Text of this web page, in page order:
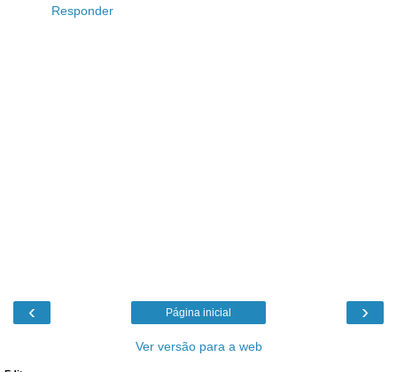
Responder
‹ ›
Página inicial
Ver versão para a web